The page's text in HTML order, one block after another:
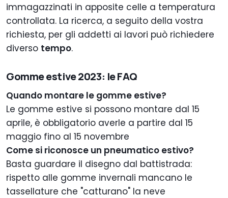
immagazzinati in apposite celle a temperatura
controllata. La ricerca, a seguito della vostra
richiesta, per gli addetti ai lavori può richiedere
diverso tempo.
Gomme estive 2023: le FAQ
Quando montare le gomme estive?
Le gomme estive si possono montare dal 15
aprile, è obbligatorio averle a partire dal 15
maggio fino al 15 novembre
Come si riconosce un pneumatico estivo?
Basta guardare il disegno dal battistrada:
rispetto alle gomme invernali mancano le
tassellature che "catturano" la neve